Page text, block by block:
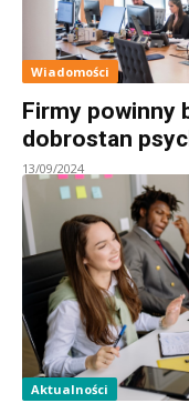
Wiadomości
Firmy powinny
dobrostan
13/09/2024
Aktualności